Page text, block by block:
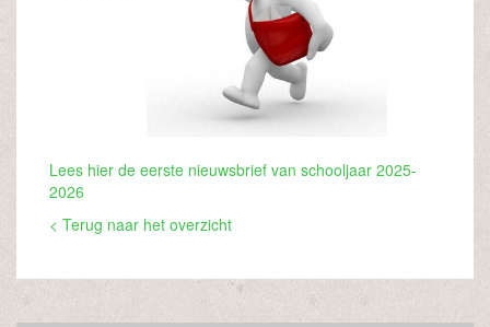
Lees hier de eerste nieuwsbrief van schooljaar 2025-
2026
< Terug naar het overzicht